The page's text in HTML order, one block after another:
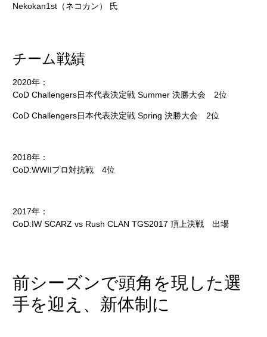
Nekokan1st（ネコカン） 氏
チーム戦績
2020年：
CoD Challengers⽇本代表決定戦 Summer 決勝大会 2位
CoD Challengers⽇本代表決定戦 Spring 決勝大会 2位
2018年：
CoD:WWIIプロ対抗戦 4位
2017年：
CoD:IW SCARZ vs Rush CLAN TGS2017 頂上決戦 出場
前シーズンで頭角を現した選
手を迎え、新体制に